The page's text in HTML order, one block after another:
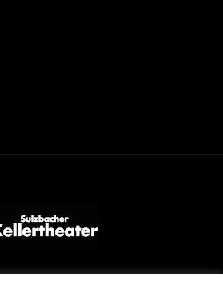
Kellertheater. Design und